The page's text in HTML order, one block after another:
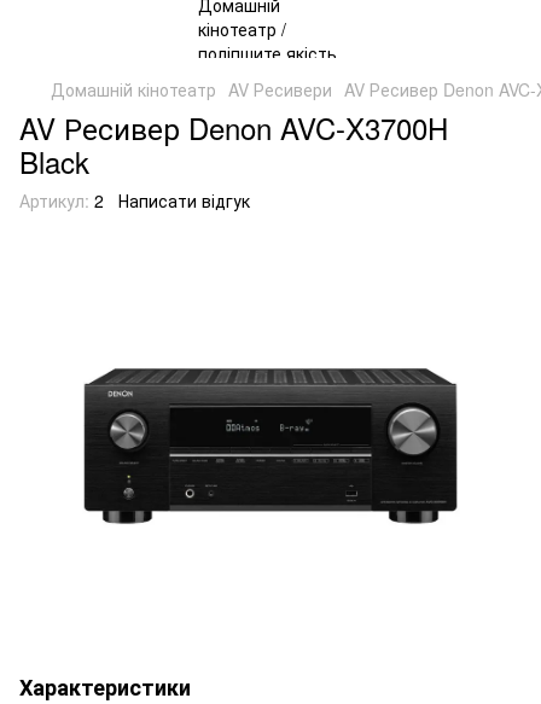
Домашній кінотеатр AV Ресивери AV Ресивер Denon
AV Ресивер Denon AVC-X3700H
Black
Артикул: 2 Написати відгук
Характеристики